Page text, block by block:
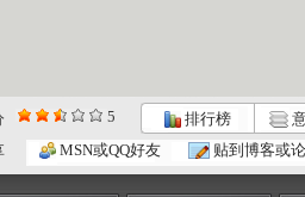
5 排行榜
MSN或QQ好友 贴到博客或